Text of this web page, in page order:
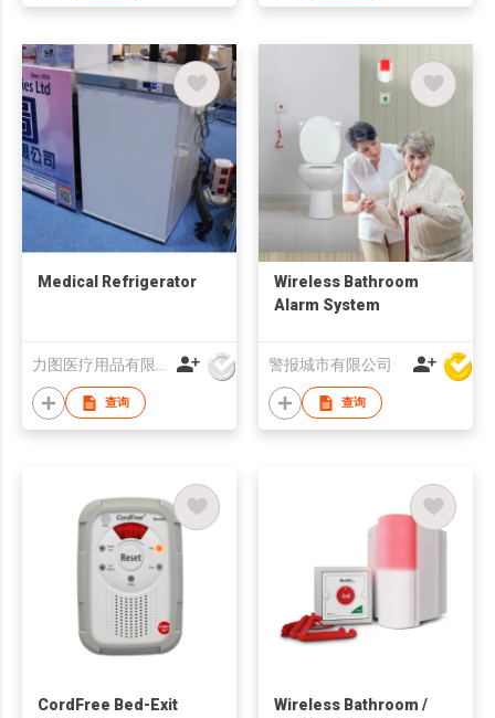
Medical Refrigerator
查询
Wireless Bathroom
Alarm System
警报城市有限公司
查询
CordFree Bed-Exit
Wireless Bathroom /